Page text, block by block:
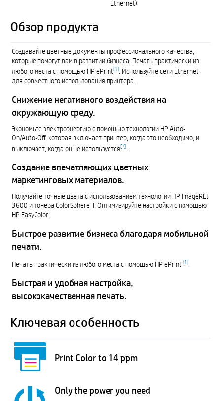
Ethernet)
Обзор продукта
Создавайте цветные документы профессионального качества,
которые помогут вам в развитии бизнеса. Печать практически из
любого места с помощью HP ePrint[1] . Используйте сети Ethernet
для совместного использования принтера.
Снижение негативного воздействия на
окружающую среду.
Экономьте электроэнергию с помощью технологии HP Auto-
On/Auto-Off, которая включает принтер, когда это необходимо, и
выключает, когда он не используется[7]
Создание впечатляющих цветных
маркетинговых материалов.
Получайте точные цвета с использованием технологии HP ImageREt
3600 и тонера ColorSphere II. Оптимизируйте настройки с помощью
HP EasyColor.
Быстрое развитие бизнеса благодаря мобильной
печати.
Печать практически из любого места с помощью HP ePrint [1].
Быстрая и удобная настройка,
высококачественная печать.
Ключевая особенность
Print Color to 14 ppm
Only the power you need